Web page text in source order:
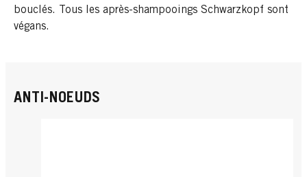
bouclés. Tous les après-shampooings Schwarzkopf sont
végans.
ANTI-NOEUDS